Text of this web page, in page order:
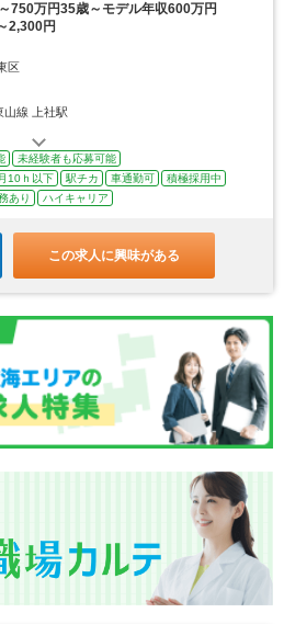
750万円35歳～モデル年収600万円
2,300円
区
山線 上社駅
未経験者も応募可能
10ｈ以下 駅チカ 車通勤可
積極採用中
あり ハイキャリア
この求人に興味がある